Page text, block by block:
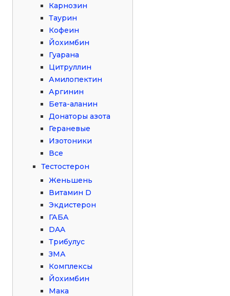
Карнозин
Таурин
Кофеин
Йохимбин
Гуарана
Цитруллин
Амилопектин
Аргинин
Бета-аланин
Донаторы азота
Гераневые
Изотоники
Все
Тестостерон
Женьшень
Витамин D
Экдистерон
ГАБА
DAA
Трибулус
ЗМА
Комплексы
Йохимбин
Мака